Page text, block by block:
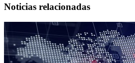
Noticias relacionadas